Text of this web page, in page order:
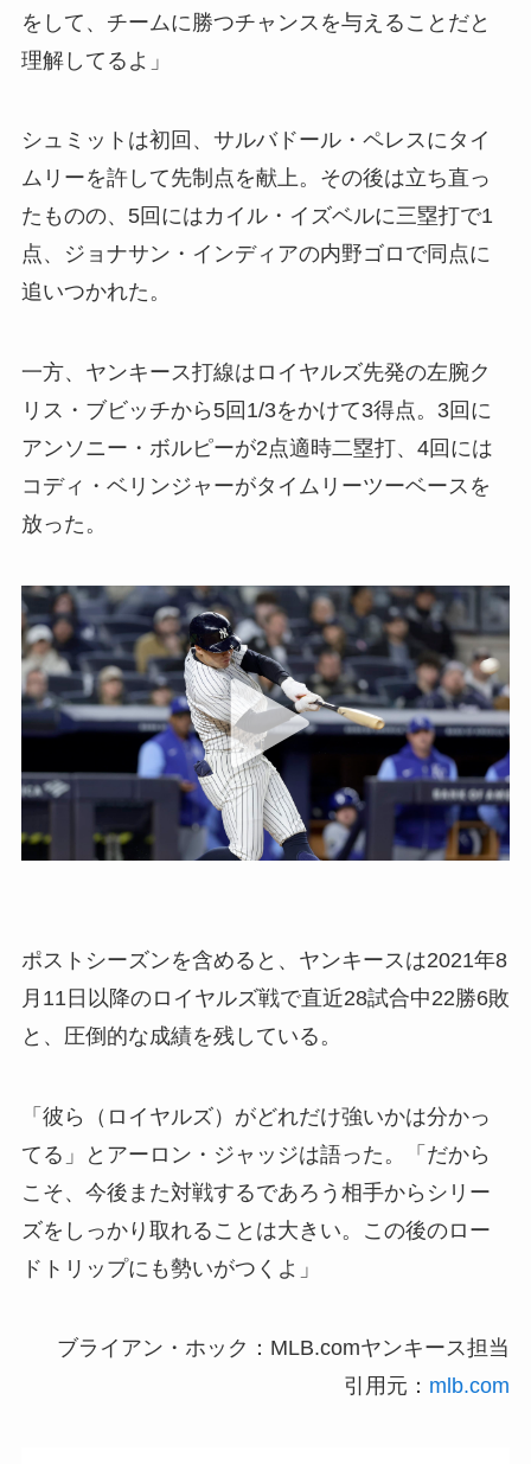
をして、チームに勝つチャンスを与えることだと
理解してるよ」
シュミットは初回、サルバドール・ペレスにタイ
ムリーを許して先制点を献上。その後は立ち直っ
たものの、5回にはカイル・イズベルに三塁打で1
点、ジョナサン・インディアの内野ゴロで同点に
追いつかれた。
一方、ヤンキース打線はロイヤルズ先発の左腕ク
リス・ブビッチから5回1/3をかけて3得点。3回に
アンソニー・ボルピーが2点適時二塁打、4回には
コディ・ベリンジャーがタイムリーツーベースを
放った。
ポストシーズンを含めると、ヤンキースは2021年8
月11日以降のロイヤルズ戦で直近28試合中22勝6敗
と、圧倒的な成績を残している。
「彼ら（ロイヤルズ）がどれだけ強いかは分かっ
てる」とアーロン・ジャッジは語った。「だから
こそ、今後また対戦するであろう相手からシリー
ズをしっかり取れることは大きい。この後のロー
ドトリップにも勢いがつくよ」
ブライアン・ホック：MLB.comヤンキース担当
引用元： mlb.com